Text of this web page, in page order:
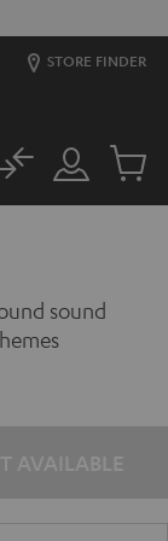
STORE FINDER
Customer
Account
No
Cart
sound